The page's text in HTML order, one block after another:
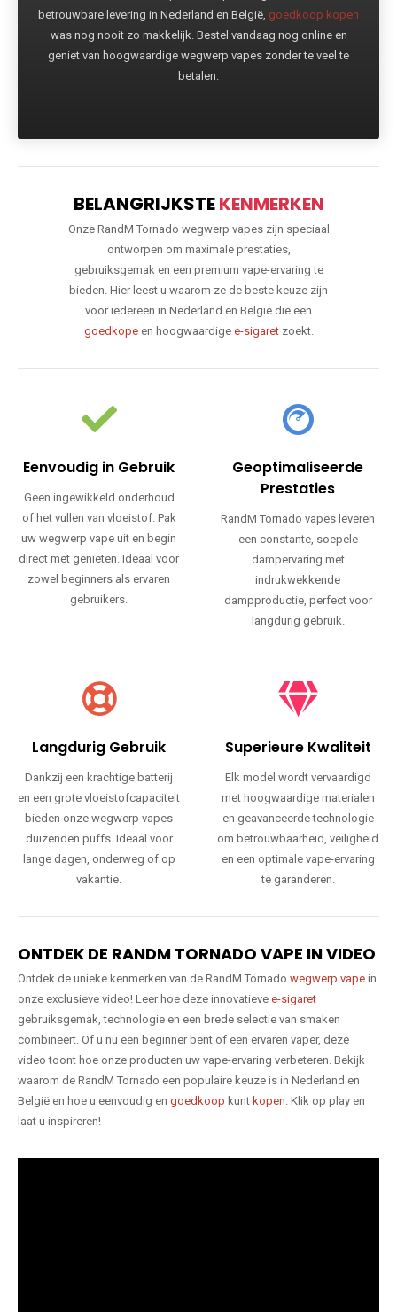
betrouwbare levering in Nederland en België, goedkoop kopen
was nog nooit zo makkelijk. Bestel vandaag nog online en
geniet van hoogwaardige wegwerp vapes zonder te veel te
betalen.
BELANGRIJKSTEKENMERKEN
Onze RandM Tornado wegwerp vapes zijn speciaal
ontworpen om maximale prestaties,
gebruiksgemak en een premium vape-ervaring te
bieden. Hier leest u waarom ze de beste keuze zijn
voor iedereen in Nederland en België die een
goedkopeen hoogwaardige e-sigaretzoekt.
Eenvoudig in Gebruik
Geen ingewikkeld onderhoud
of het vullen van vloeistof. Pak
uw wegwerp vape uit en begin
direct met genieten. Ideaal voor
zowel beginners als ervaren
gebruikers.
Geoptimaliseerde
Prestaties
RandM Tornado vapes leveren
een constante, soepele
dampervaring met
indrukwekkende
dampproductie, perfect voor
langdurig gebruik.
Langdurig Gebruik
Dankzij een krachtige batterij
en een grote vloeistofcapaciteit
bieden onze wegwerp vapes
duizenden puffs. Ideaal voor
lange dagen, onderweg of op
vakantie.
Superieure Kwaliteit
Elk model wordt vervaardigd
met hoogwaardige materialen
en geavanceerde technologie
om betrouwbaarheid, veiligheid
en een optimale vape-ervaring
te garanderen.
ONTDEK DE RANDM TORNADO VAPE IN VIDEO
Ontdek de unieke kenmerken van de RandM Tornado wegwerp vape in
onze exclusieve video! Leer hoe deze innovatieve e-sigaret
gebruiksgemak, technologie en een brede selectie van smaken
combineert. Of u nu een beginner bent of een ervaren vaper, deze
video toont hoe onze producten uw vape-ervaring verbeteren. Bekijk
waarom de RandM Tornado een populaire keuze is in Nederland en
België en hoe u eenvoudig en goedkoop kunt kopen. Klik op play en
laat u inspireren!